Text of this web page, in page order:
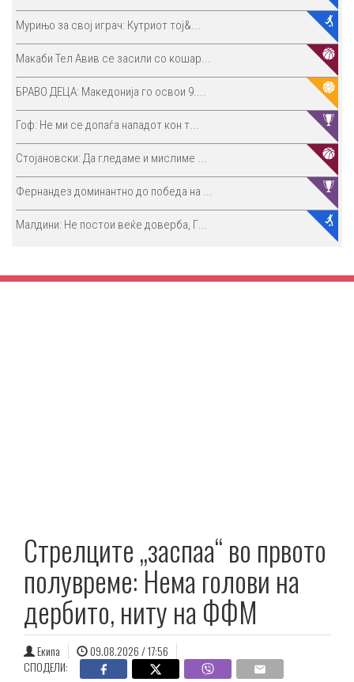
Мурињо за свој играч: Кутриот тој&...
Макаби Тел Авив се засили со кошар...
БРАВО ДЕЦА: Македонија го освои 9....
Гоф: Не ми се допаѓа нападот кон т...
Стојановски: Да гледаме и мислиме ...
Фернандез доминантно до победа на ...
Малдини: Не постои веќе доверба, Г...
Стрелците „заспаа“ во првото
полувреме: Нема голови на
дербито, ниту на ФФМ
Екипа
09.08.2026 / 17:56
СПОДЕЛИ: